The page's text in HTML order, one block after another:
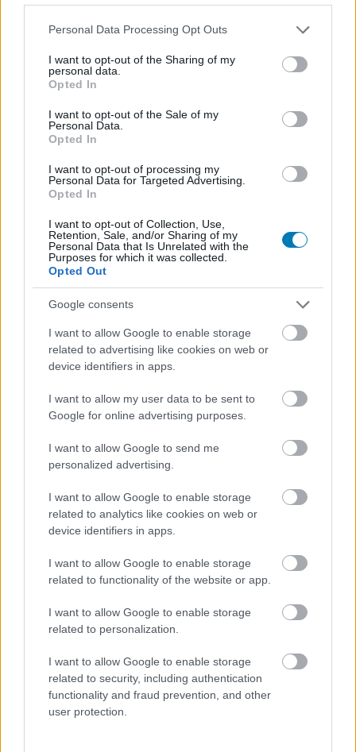
Please note that this website/app uses one or more Google
not limited to your visit or usage behaviour. You may click to
grant or deny consent to Google and its third-party tags to
use your data for below specified purposes in below Google
consent section.
Personal Data Processing Opt Outs
I want to opt-out of the Sharing of my
personal data.
Opted In
I want to opt-out of the Sale of my
Personal Data.
Opted In
I want to opt-out of processing my
Personal Data for Targeted Advertising.
Opted In
I want to opt-out of Collection, Use,
Retention, Sale, and/or Sharing of my
Personal Data that Is Unrelated with the
Purposes for which it was collected.
Opted Out
Google consents
I want to allow Google to enable storage
related to advertising like cookies on web or
device identifiers in apps.
I want to allow my user data to be sent to
Google for online advertising purposes.
I want to allow Google to send me
personalized advertising.
I want to allow Google to enable storage
related to analytics like cookies on web or
device identifiers in apps.
I want to allow Google to enable storage
related to functionality of the website or app.
I want to allow Google to enable storage
related to personalization.
I want to allow Google to enable storage
related to security, including authentication
functionality and fraud prevention, and other
user protection.
Apogee-t 1996-ban keresztelték át 3D Realmsre, a logó
és a név jogai pedig 2008-ban szálltak át Terry Nagyra,
aki Apogee Software, LLC néven alapított új céget, mely
a retro Ion Fury, valamint a 2013-as Rise of the Triad
kiadásában segített, és annak Remasterét jelentette be
tavaly szeptemberben.
hogy Naggyal szövetkezve a céget Apogee
Entertainmentre keresztelik át, és független
fejlesztőknek kívánnak segíteni, hogy elindulhassanak a
videojátékok világában. Egy túlélő platformert már
bejelentettek: ez lesz a Residual, amit az OrangePixel
fejleszt.
Meglátjuk, mi lesz ebből az egészből, de jó indie
tapasztalt szakemberek adnak nekik kezdőlökést. Az
már önmagában öröm, hogy a bejelentést Jon St John,
Duke szinkronhangja szálította.